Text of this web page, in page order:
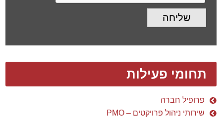
שליחה
תחומי פעילות
פרופיל חברה
שירותי ניהול פרויקטים – PMO